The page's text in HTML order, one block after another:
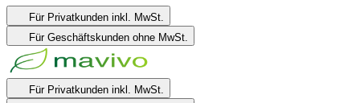
Für Privatkunden inkl. MwSt.
Für Geschäftskunden ohne MwSt.
Für Privatkunden inkl. MwSt.